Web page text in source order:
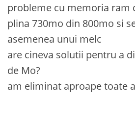
probleme cu memoria ram
plina 730mo din 800mo si
asemenea unui melc
are cineva solutii pentru a
de Mo?
am eliminat aproape toate